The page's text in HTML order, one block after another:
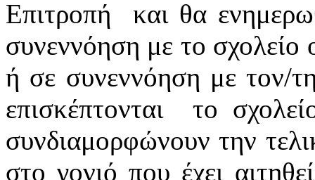
Επιτροπή και θα
συνεννόηση με το σχολείο
ή σε συνεννόηση με τον/
επισκέπτονται το
συνδιαμορφώνουν την
στο γονιό που έχει